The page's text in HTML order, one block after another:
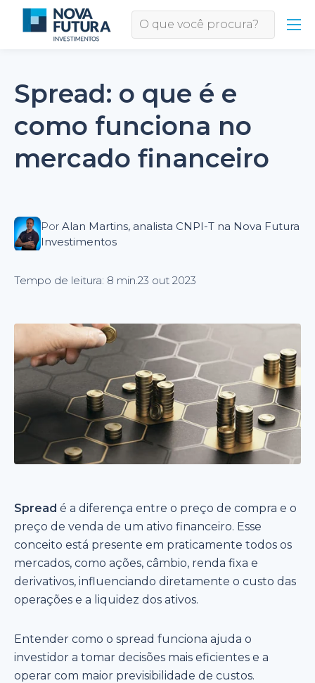
Spread: o que é e
como funciona no
mercado financeiro
PorAlan Martins, analista CNPI-T na Nova Futura
Investimentos
Tempo de leitura: 8 min.23 out 2023
Spread é a diferença entre o preço de compra e o
preço de venda de um ativo financeiro. Esse
conceito está presente em praticamente todos os
mercados, como ações, câmbio, renda fixa e
derivativos, influenciando diretamente o custo das
operações e a liquidez dos ativos.
Entender como o spread funciona ajuda o
investidor a tomar decisões mais eficientes e a
operar com maior previsibilidade de custos.